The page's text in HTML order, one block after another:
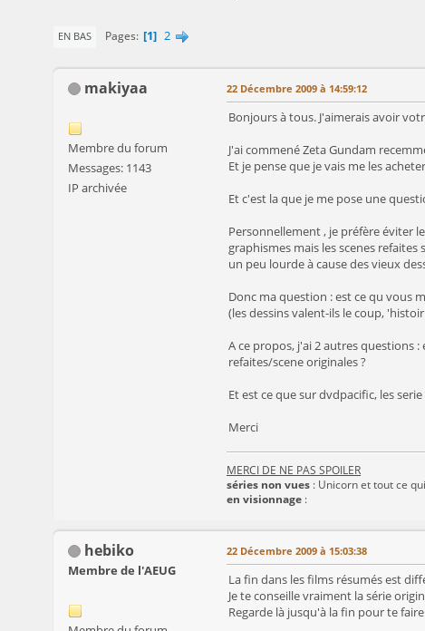
EN BAS Pages 1 2
makiyaa
Membre du forum
Messages: 1143
IP archivée
22 Décembre 2009 à 14:59:12
Bonjours à tous. J'aimerais avoir
J'ai commené Zeta Gundam
Et je pense que je vais me les
Et c'est la que je me pose une
Personnellement , je préfère éviter
graphismes mais les scenes
un peu lourde à cause des vieux
Donc ma question : est ce qu vous
(les dessins valent-ils le coup,
A ce propos, j'ai 2 autres questions
refaites/scene originales ?
Et est ce que sur dvdpacific, les
Merci
MERCI DE NE PAS SPOILER
séries non vues : Unicorn et tout ce
en visionnage :
hebiko
Membre de l'AEUG
22 Décembre 2009 à 15:03:38
La fin dans les films résumés est
Je te conseille vraiment la série
Regarde là jusqu'à la fin pour te